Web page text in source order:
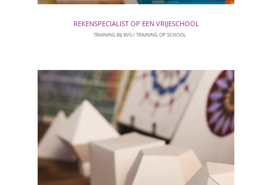
REKENSPECIALIST OP EEN VRIJESCHOOL
TRAINING BIJ BVS TRAINING OP SCHOOL